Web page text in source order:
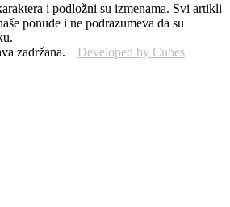
i podložni su izmenama. Svi artikli
ponude i ne podrazumeva da su
zadržana. Developed by Cubes